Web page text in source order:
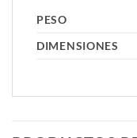
PESO
DIMENSIONES